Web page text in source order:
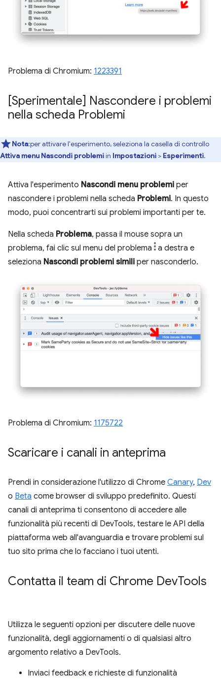
Problema di Chromium: 1223391
[Sperimentale] Nascondere i problemi
nella scheda Problemi
Nota:per attivare l'esperimento, seleziona la casella di controllo
Attiva menu Nascondi problemiin Impostazioni > Esperimenti.
Attiva l'esperimento Nascondi menu problemi per
nascondere i problemi nella scheda Problemi. In questo
modo, puoi concentrarti sui problemi importanti per te.
Nella scheda Problema, passa il mouse sopra un
problema, fai clic sul menu del problema
a destra e
seleziona Nascondi problemi simili per nasconderlo.
Problema di Chromium: 1175722
Scaricare i canali in anteprima
Prendi in considerazione l'utilizzo di Chrome Canary, Dev
o Beta come browser di sviluppo predefinito. Questi
canali di anteprima ti consentono di accedere alle
funzionalità più recenti di DevTools, testare le API della
piattaforma web all'avanguardia e trovare problemi sul
tuo sito prima che lo facciano i tuoi utenti.
Contatta il team di Chrome DevTools
Utilizza le seguenti opzioni per discutere delle nuove
funzionalità, degli aggiornamenti o di qualsiasi altro
argomento relativo a DevTools.
Inviaci feedback e richieste di funzionalità